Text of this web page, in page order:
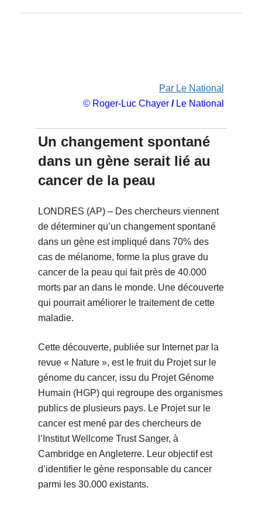
Par Le National
© Roger-Luc Chayer/Le National
Un changement spontané
dans un gène serait lié au
cancer de la peau
LONDRES (AP) – Des chercheurs viennent
de déterminer qu’un changement spontané
dans un gène est impliqué dans 70% des
cas de mélanome, forme la plus grave du
cancer de la peau qui fait près de 40.000
morts par an dans le monde. Une découverte
qui pourrait améliorer le traitement de cette
maladie.
Cette découverte, publiée sur Internet par la
revue « Nature », est le fruit du Projet sur le
génome du cancer, issu du Projet Génome
Humain (HGP) qui regroupe des organismes
publics de plusieurs pays. Le Projet sur le
cancer est mené par des chercheurs de
l’Institut Wellcome Trust Sanger, à
Cambridge en Angleterre. Leur objectif est
d’identifier le gène responsable du cancer
parmi les 30.000 existants.